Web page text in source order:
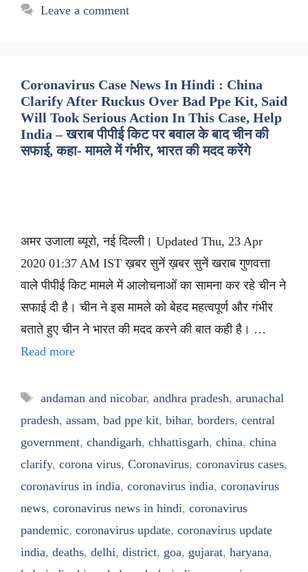
Leave a comment
Coronavirus Case News In Hindi : China
Clarify After Ruckus Over Bad Ppe Kit, Said
Will Took Serious Action In This Case, Help
India – खराब पीपीई किट पर बवाल के बाद चीन की
सफाई, कहा- मामले में गंभीर, भारत की मदद करेंगे
अमर उजाला ब्यूरो, नई दिल्ली। Updated Thu, 23 Apr
2020 01:37 AM IST ख़बर सुनें ख़बर सुनें खराब गुणवत्ता
वाले पीपीई किट मामले में आलोचनाओं का सामना कर रहे चीन ने
सफाई दी है। चीन ने इस मामले को बेहद महत्वपूर्ण और गंभीर
बताते हुए चीन ने भारत की मदद करने की बात कही है। …
Read more
Tags
andaman and nicobar, andhra pradesh, arunachal
pradesh, assam, bad ppe kit, bihar, borders, central
government, chandigarh, chhattisgarh, china, china
clarify, corona virus, Coronavirus, coronavirus cases,
coronavirus in india, coronavirus india, coronavirus
news, coronavirus news in hindi, coronavirus
pandemic, coronavirus update, coronavirus update
india, deaths, delhi, district, goa, gujarat, haryana,